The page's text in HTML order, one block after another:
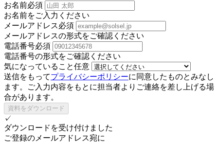
お名前必須
お名前をご入力ください
メールアドレス必須
メールアドレスの形式をご確認ください
電話番号必須
電話番号の形式をご確認ください
気になっていること任意
送信をもってプライバシーポリシーに同意したものとみなし
ます。ご入力内容をもとに担当者よりご連絡を差し上げる場
合があります。
✓
ダウンロードを受け付けました
ご登録のメールアドレス宛に